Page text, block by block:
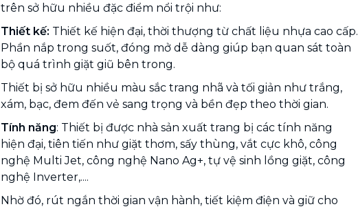
trên sở hữu nhiều đặc điểm nổi trội như:
Thiết kế: Thiết kế hiện đại, thời thượng từ chất liệu nhựa cao cấp.
Phần nắp trong suốt, đóng mở dễ dàng giúp bạn quan sát toàn
bộ quá trình giặt giũ bên trong.
Thiết bị sở hữu nhiều màu sắc trang nhã và tối giản như trắng,
xám, bạc, đem đến vẻ sang trọng và bền đẹp theo thời gian.
Tính năng: Thiết bị được nhà sản xuất trang bị các tính năng
hiện đại, tiên tiến như giặt thơm, sấy thùng, vắt cực khô, công
nghệ Multi Jet, công nghệ Nano Ag+, tự vệ sinh lồng giặt, công
nghệ Inverter,....
Nhờ đó, rút ngắn thời gian vận hành, tiết kiệm điện và giữ cho